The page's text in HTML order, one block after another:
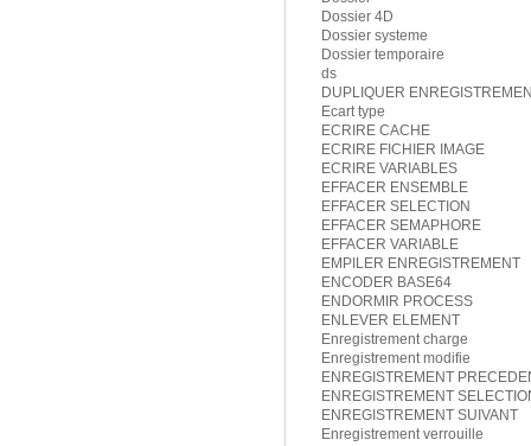
Dossier 4D
Dossier systeme
Dossier temporaire
ds
DUPLIQUER
Ecart type
ECRIRE CACHE
ECRIRE FICHIER IMAGE
ECRIRE VARIABLES
EFFACER ENSEMBLE
EFFACER SELECTION
EFFACER SEMAPHORE
EFFACER VARIABLE
EMPILER ENREGISTREMENT
ENCODER BASE64
ENDORMIR PROCESS
ENLEVER ELEMENT
Enregistrement charge
Enregistrement modifie
ENREGISTREMENT
ENREGISTREMENT
ENREGISTREMENT SUIVANT
Enregistrement verrouille